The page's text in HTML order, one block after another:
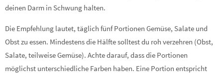
deinen Darm in Schwung halten.
Die Empfehlung lautet, täglich fünf Portionen Gemüse, Salate und
Obst zu essen. Mindestens die Hälfte solltest du roh verzehren (Obst,
Salate, teilweise Gemüse). Achte darauf, dass die Portionen
möglichst unterschiedliche Farben haben. Eine Portion entspricht